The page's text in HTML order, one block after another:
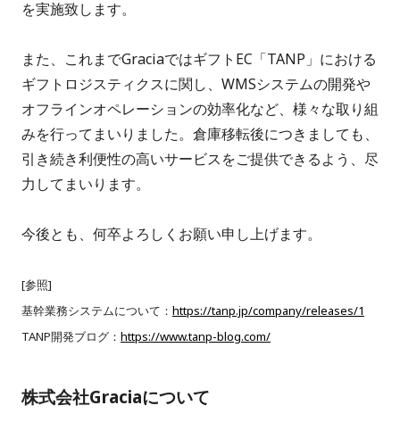
を実施致します。
また、これまでGraciaではギフトEC「TANP」における
ギフトロジスティクスに関し、WMSシステムの開発や
オフラインオペレーションの効率化など、様々な取り組
みを行ってまいりました。倉庫移転後につきましても、
引き続き利便性の高いサービスをご提供できるよう、尽
力してまいります。
今後とも、何卒よろしくお願い申し上げます。
[参照]
基幹業務システムについて： https://tanp.jp/company/releases/1
TANP開発ブログ： https://www.tanp-blog.com/
株式会社Graciaについて